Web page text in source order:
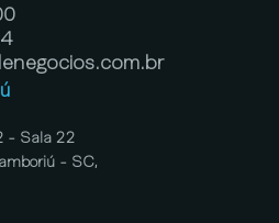
- Sala 22
- SC,